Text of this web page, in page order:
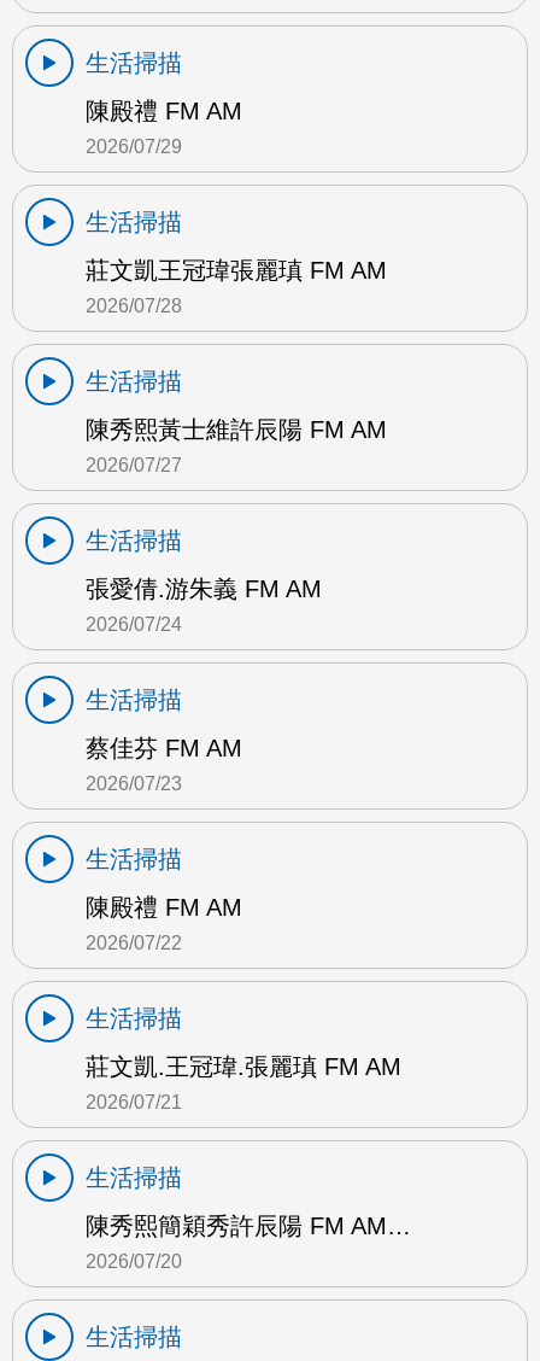
生活掃描
陳殿禮 FM AM
2026/07/29
生活掃描
莊文凱王冠瑋張麗瑱 FM AM
2026/07/28
生活掃描
陳秀熙黃士維許辰陽 FM AM
2026/07/27
生活掃描
張愛倩.游朱義 FM AM
2026/07/24
生活掃描
蔡佳芬 FM AM
2026/07/23
生活掃描
陳殿禮 FM AM
2026/07/22
生活掃描
莊文凱.王冠瑋.張麗瑱 FM AM
2026/07/21
生活掃描
陳秀熙簡穎秀許辰陽 FM AM…
2026/07/20
生活掃描